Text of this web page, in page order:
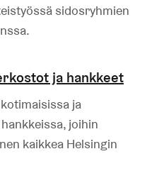
sidosryhmien
ja hankkeet
ja
joihin
kaikkea Helsingin